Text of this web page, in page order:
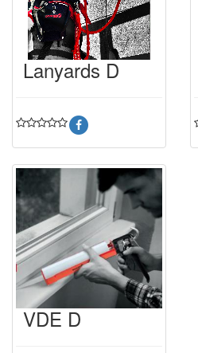
Lanyards D
VDE D